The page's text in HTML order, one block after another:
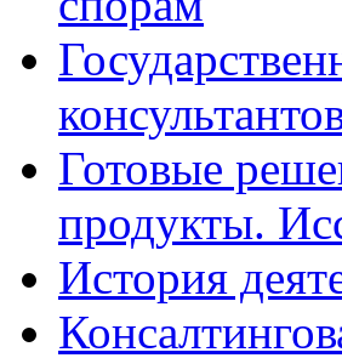
Готовые
продукты.
История